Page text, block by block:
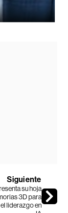
Siguiente
su hoja
3D para
liderazgo en